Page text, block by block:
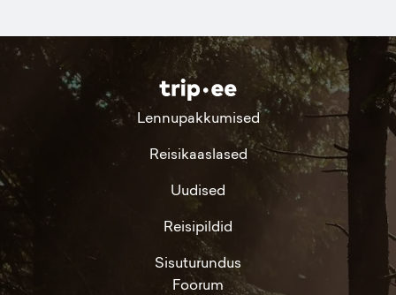
Lennupakkumised
Reisikaaslased
Uudised
Reisipildid
Sisuturundus
Foorum